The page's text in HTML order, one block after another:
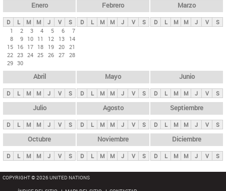
ds
p
n
i
p
a
l
s
Enero
D L M M J V
S
1
2 3 4 5 6
7
8
9 10 11 12 13
14
15 16 17 18 19 20 21
22 23 24 25 26 27 28
29 30
Febrero
D L M M J V S
Marzo
D L M M J V S
Abril
D L M M J V S
Mayo
D L M M J V S
Junio
D L M M J V S
Julio
D L M M J V S
Agosto
D L M M J V S
Septiembre
D L M M J V S
Octubre
D L M M J V S
Noviembre
D L M M J V S
Diciembre
D L M M J V S
COPYRIGHT © 2026 UNITED NATIONS